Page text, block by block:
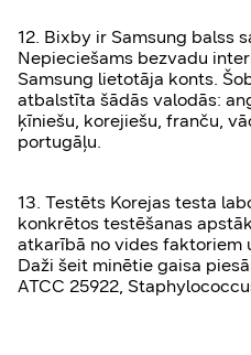
12. Bixby ir Samsung balss
Nepieciešams bezvadu
Samsung lietotāja konts.
atbalstīta šādās valodās:
ķīniešu, korejiešu, franču,
portugāļu.
13. Testēts Korejas testa
konkrētos testēšanas
atkarībā no vides faktoriem
Daži šeit minētie gaisa
ATCC 25922,